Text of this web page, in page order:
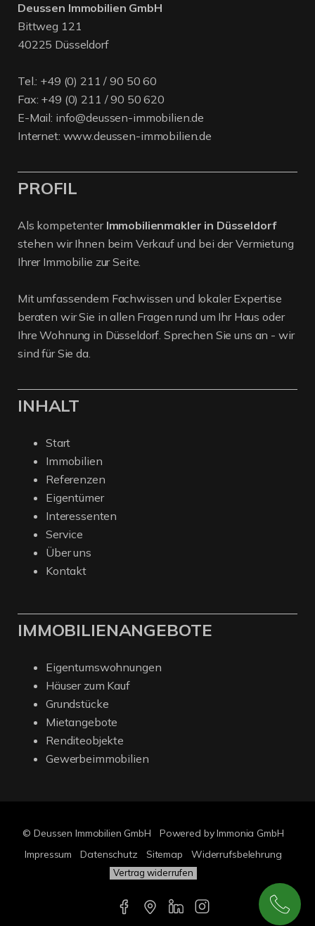
Deussen Immobilien GmbH
Bittweg 121
40225 Düsseldorf
Tel.: +49 (0) 211 / 90 50 60
Fax: +49 (0) 211 / 90 50 620
E-Mail: info@deussen-immobilien.de
Internet: www.deussen-immobilien.de
PROFIL
Als kompetenter Immobilienmakler in Düsseldorf
stehen wir Ihnen beim Verkauf und bei der Vermietung
Ihrer Immobilie zur Seite.
Mit umfassendem Fachwissen und lokaler Expertise
beraten wir Sie in allen Fragen rund um Ihr Haus oder
Ihre Wohnung in Düsseldorf. Sprechen Sie uns an - wir
sind für Sie da.
INHALT
Start
Immobilien
Referenzen
Eigentümer
Interessenten
Service
Über uns
Kontakt
IMMOBILIENANGEBOTE
Eigentumswohnungen
Häuser zum Kauf
Grundstücke
Mietangebote
Renditeobjekte
Gewerbeimmobilien
© Deussen Immobilien GmbH
Powered by Immonia GmbH
Impressum
Datenschutz Sitemap Widerrufsbelehrung
Vertrag widerrufen